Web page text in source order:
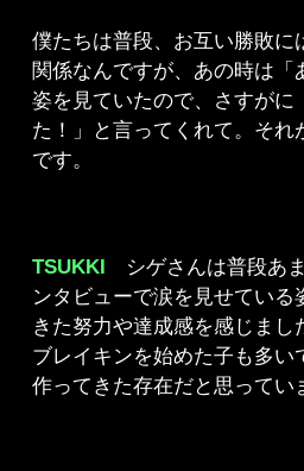
僕たちは普段、お互い勝敗に
関係なんですが、あの時は「
姿を見ていたので、さすがに
た！」と言ってくれて。それ
です。
TSUKKI シゲさんは普段あ
ンタビューで涙を見せている
きた努力や達成感を感じま
ブレイキンを始めた子も多い
作ってきた存在だと思ってい